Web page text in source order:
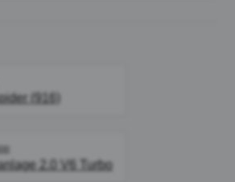
(916)
2.0 V6 Turbo